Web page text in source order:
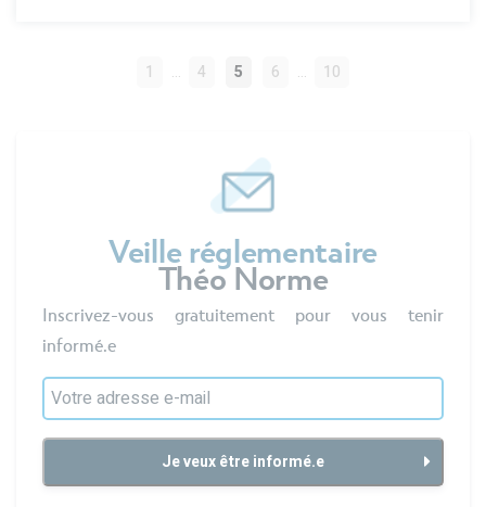
NAVIGATION
1 … 4 5 6 … 10
Veille réglementaire
Théo Norme
Inscrivez-vous gratuitement pour vous tenir
informé.e